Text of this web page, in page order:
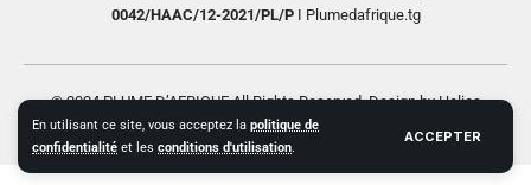
En utilisant ce site, vous acceptez la politique de
confidentialité et les conditions d'utilisation.
ACCEPTER
0042/HAAC/12-2021/PL/PI Plumedafrique.tg
© 2024 PLUME D’AFRIQUE All Rights Reserved. Design by Helios
Creative